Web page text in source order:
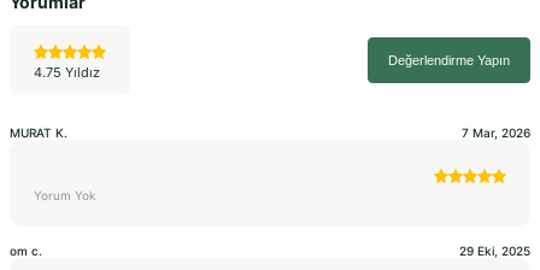
4.75 Yıldız
Değerlendirme Yapın
MURAT K. 7 Mar, 2026
Yorum Yok
om c. 29 Eki, 2025